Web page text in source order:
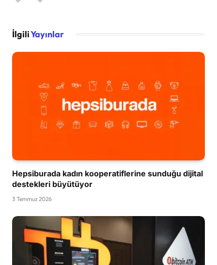
İlgiliYayınlar
Hepsiburada kadın kooperatiflerine sunduğu dijital
destekleri büyütüyor
3 Temmuz 2026